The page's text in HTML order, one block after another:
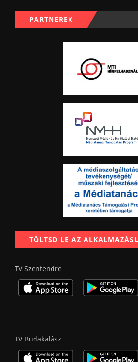
PARTNEREK
TÖLTSD LE AZ
TV Szentendre
TV Budakalász